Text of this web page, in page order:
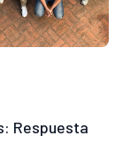
Respuesta